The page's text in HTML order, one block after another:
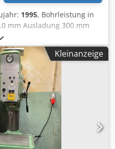
1995, Bohrleistung in
mm Ausladung 300 mm
- 1.750 U/min Tischgröße
155 mm Vorschub 0.1 /
MK 4 MK Motorleistung
L-B-H 800 x 650 x
Säulenbohrmaschine -
(Keilriemen) -
Djdpfx Ahszl E Uhskock *
- polumschaltbarer
- Bohrtiefenfestanschlag -
* höhenverstellbar über
- Bedienungsanleitung
Kleinanzeige